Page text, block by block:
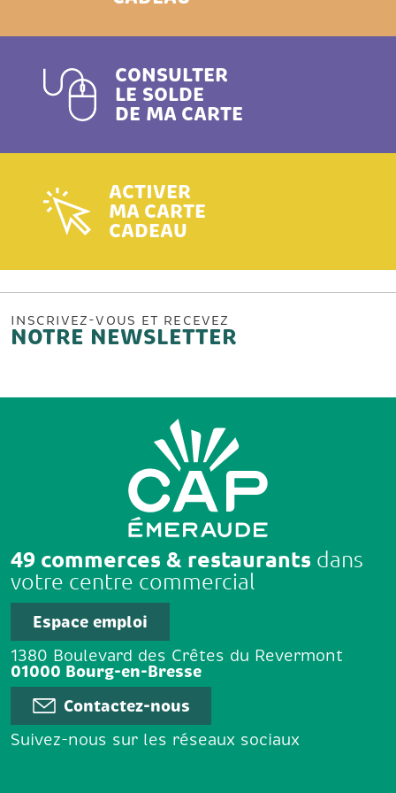
CONSULTER
LE SOLDE
DE MA CARTE
ACTIVER
MA CARTE
CADEAU
INSCRIVEZ-VOUS ET RECEVEZ
NOTRE NEWSLETTER
49 commerces & restaurants dans
votre centre commercial
Espace emploi
1380 Boulevard des Crêtes du Revermont
01000 Bourg-en-Bresse
Contactez-nous
Suivez-nous sur les réseaux sociaux